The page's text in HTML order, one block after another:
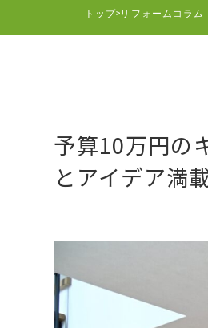
トップ> リフォームコラム
予算10万円の
とアイデア満